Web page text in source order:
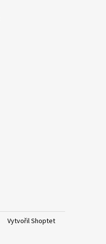
Vytvořil Shoptet